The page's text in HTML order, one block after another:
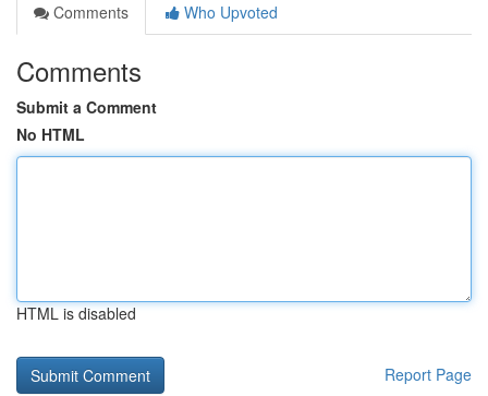
Comments
Who Upvoted
Comments
Submit a Comment
No HTML
HTML is disabled
Report Page